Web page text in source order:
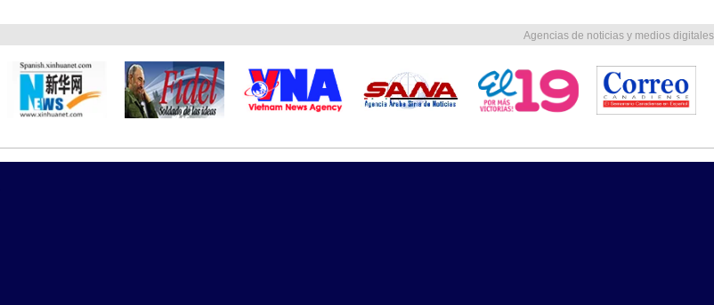
Agencias de noticias y medios digitales